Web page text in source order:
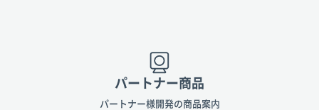
パートナー商品
パートナー様開発の商品案内